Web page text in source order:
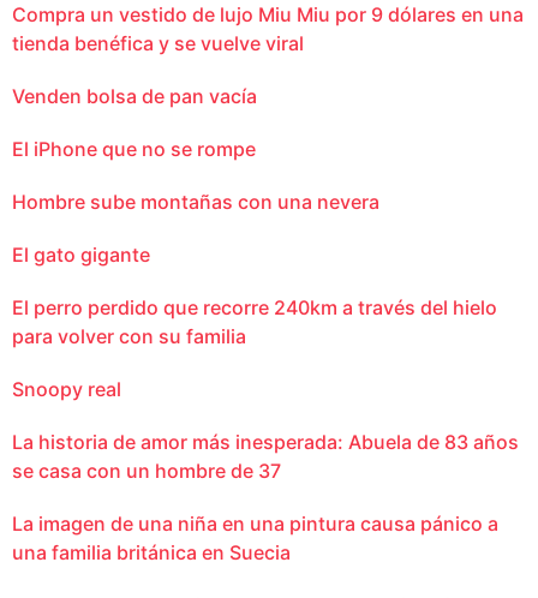
Compra un vestido de lujo Miu Miu por 9 dólares en una
tienda benéfica y se vuelve viral
Venden bolsa de pan vacía
El iPhone que no se rompe
Hombre sube montañas con una nevera
El gato gigante
El perro perdido que recorre 240km a través del hielo
para volver con su familia
Snoopy real
La historia de amor más inesperada: Abuela de 83 años
se casa con un hombre de 37
La imagen de una niña en una pintura causa pánico a
una familia británica en Suecia